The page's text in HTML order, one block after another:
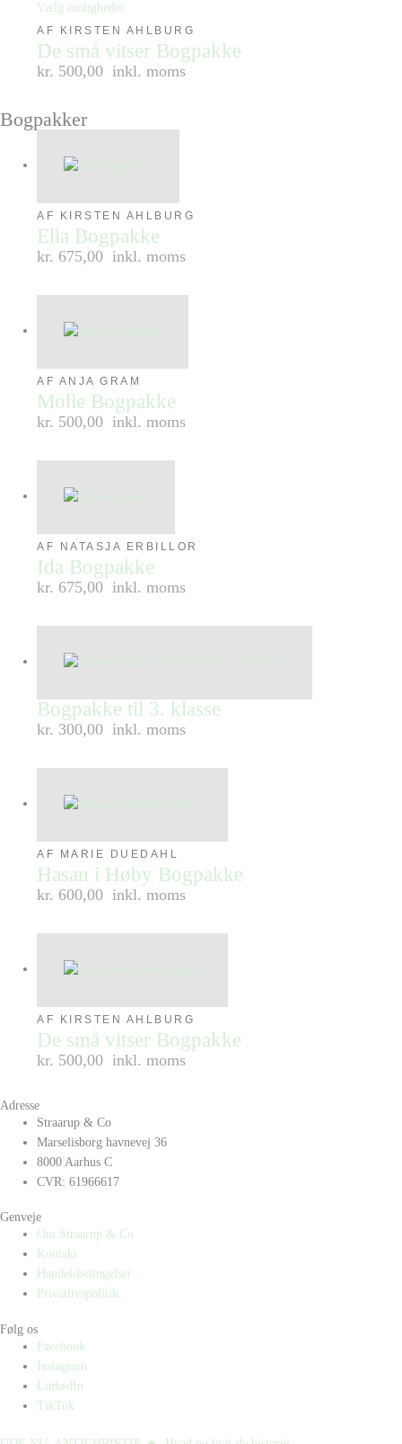
Vælg muligheder
AF KIRSTEN AHLBURG
De små vitser Bogpakke
kr. 500,00 inkl. moms
Bogpakker
AF KIRSTEN AHLBURG
Ella Bogpakke
kr. 675,00 inkl. moms
AF ANJA GRAM
Molle Bogpakke
kr. 500,00 inkl. moms
AF NATASJA ERBILLOR
Ida Bogpakke
kr. 675,00 inkl. moms
Bogpakke til 3. klasse
kr. 300,00 inkl. moms
AF MARIE DUEDAHL
Hasan i Høby Bogpakke
kr. 600,00 inkl. moms
AF KIRSTEN AHLBURG
De små vitser Bogpakke
kr. 500,00 inkl. moms
Adresse
Straarup & Co
Marselisborg havnevej 36
8000 Aarhus C
CVR: 61966617
Genveje
Om Straarup & Co
Kontakt
Handelsbetingelser
Privatlivspolitik
Følg os
Facebook
Instagram
LinkedIn
TikTok